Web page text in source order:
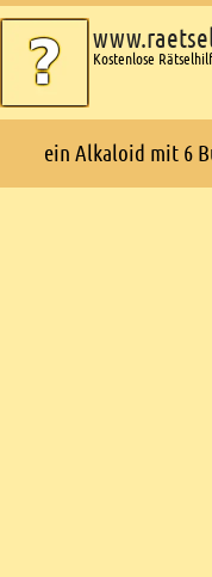
Kostenlose
ein Alkaloid mit 6